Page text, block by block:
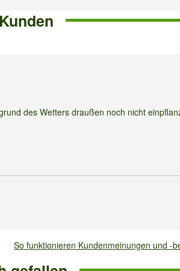
des Wetters draußen noch nicht
Wichtig ist, dass die Rose ausreichend Licht
So funktionieren Kundenmeinungen und -